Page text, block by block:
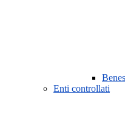
Enti controllati